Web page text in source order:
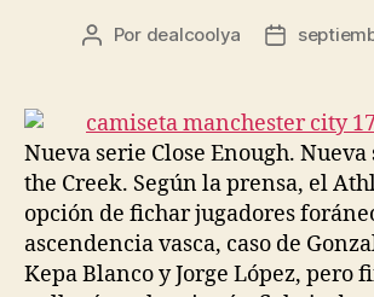
Autor
entrada
Por dealcoolya
Fecha
entrada
Nueva serie Close Enough.
the Creek. Según la prensa, el
opción de fichar jugadores
ascendencia vasca, caso de
Kepa Blanco y Jorge López, pero